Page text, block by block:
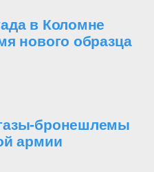
в Коломне
нового образца
бронешлемы
армии